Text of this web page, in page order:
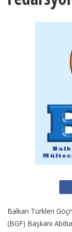
Balkan Türkleri
(BGF) Başkanı